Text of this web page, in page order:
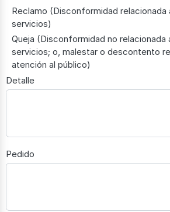
Reclamo (Disconformidad
servicios)
Queja (Disconformidad no
servicios; o, malestar o descontento
atención al público)
Detalle
Pedido